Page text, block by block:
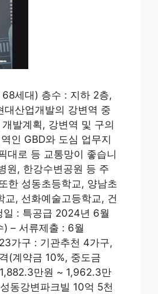
세대) 층수 : 지하 2층,
산업개발의 강변역 중
발계획, 강변역 및 구의
인 GBD와 도심 업무지
대로 등 교통망이 좋습니
원, 한강수변공원 등 주
한 성동초등학교, 양남초
교, 선화예술고등학교, 건
일 : 특공급 2024년 6월
) – 서류제출 : 6월
가구 : 기관추천 4가구,
(계약금 10%, 중도금
만원 ~ 1,962.3만
동강변파크빌 10억 5천